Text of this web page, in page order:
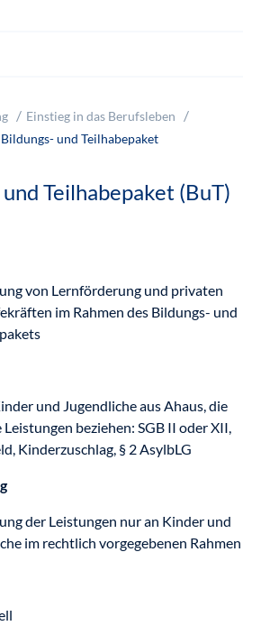
Einstieg in das Berufsleben
und Teilhabepaket
Teilhabepaket (BuT)
von Lernförderung und privaten
im Rahmen des Bildungs- und
und Jugendliche aus Ahaus, die
beziehen: SGB II oder XII,
Kinderzuschlag, § 2 AsylbLG
der Leistungen nur an Kinder und
im rechtlich vorgegebenen Rahmen